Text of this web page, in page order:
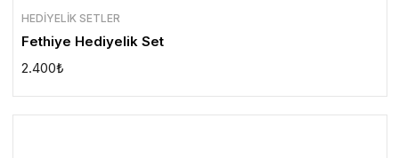
HEDIYELIK SETLER
Fethiye Hediyelik Set
2.400₺